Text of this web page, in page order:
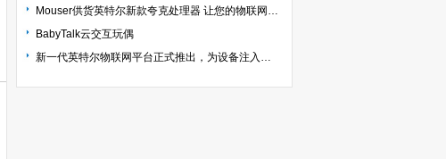
Mouser供货英特尔新款夸克处理器 让您的物联网应用开发如虎添翼
BabyTalk云交互玩偶
新一代英特尔物联网平台正式推出，为设备注入智能互联新动能